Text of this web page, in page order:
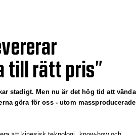
till rätt pris”
stadigt. Men nu är det hög tid att vända
göra för oss - utom massproducerade